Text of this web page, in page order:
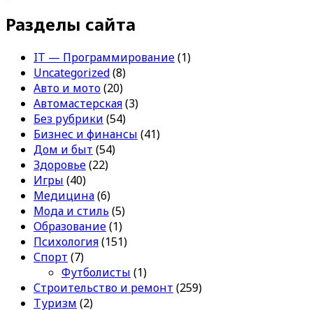
Разделы сайта
IT — Программирование(1)
Uncategorized(8)
Авто и мото(20)
Автомастерская(3)
Без рубрики (54)
Бизнес и финансы (41)
Дом и быт (54)
Здоровье(22)
Игры (40)
Медицина(6)
Мода и стиль (5)
Образование(1)
Психология(151)
Спорт (7)
Футболисты (1)
Строительство и ремонт (259)
Туризм (2)